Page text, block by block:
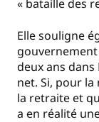
« bataille des
Elle souligne
deux ans dans
net. Si, pour
la retraite et
a en réalité